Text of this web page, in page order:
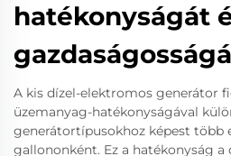
hatékonyságát
A kis dízel-elektromos generátor
üzemanyag-hatékonyságával
generátortípusokhoz képest több
gallononként. Ez a hatékonyság a